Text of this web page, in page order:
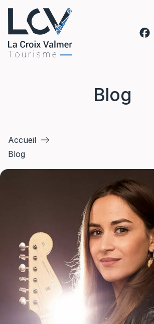
Aller au contenu
Blog
Accueil
Blog